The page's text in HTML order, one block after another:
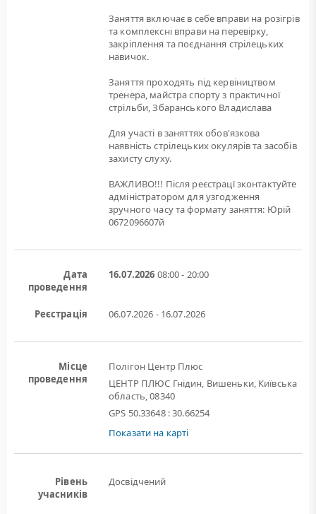
Заняття включає в себе вправи на розігрів
та комплексні вправи на перевірку,
закріплення та поєднання стрілецьких
навичок.
Заняття проходять під кервіництвом
тренера, майстра спорту з практичної
стрільби, Збаранського Владислава
Для участі в заняттях обов'язкова
наявність стрілецьких окулярів та засобів
захисту слуху.
ВАЖЛИВО!!! Після реєстрацї зконтактуйте
адміністратором для узгодження
зручного часу та формату заняття: Юрій
0672096607й
Дата
проведення
16.07.2026 08:00 - 20:00
Реєстрація 06.07.2026 - 16.07.2026
Місце
проведення
Полігон Центр Плюс
ЦЕНТР ПЛЮС Гнідин, Вишеньки, Київська
область, 08340
GPS 50.33648 : 30.66254
Показати на карті
Рівень
учасників
Досвідчений